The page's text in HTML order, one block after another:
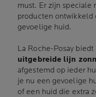
must. Er zijn
producten ontwikkeld
gevoelige huid.
La Roche-Posay biedt
uitgebreide lijn
afgestemd op ieder
je nu een gevoelige
of een huid die extra